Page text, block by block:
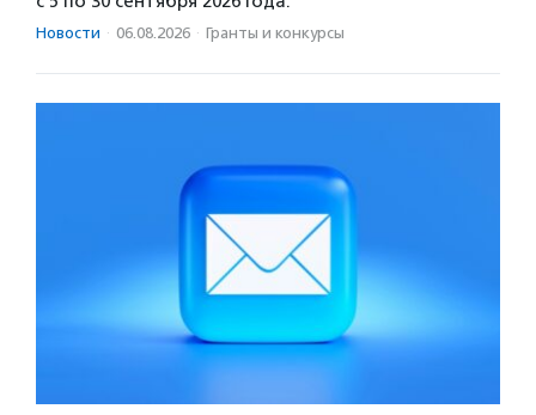
Новости · 06.08.2026 · Гранты и конкурсы